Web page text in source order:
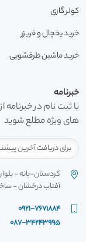
کولر گازی
خرید یخچال و فریزر
خرید ماشین ظرفشویی
خبرنامه
با ثبت نام در
های ویژه مطلع شوید
کردستان-بانه -
آفتاب درخشان -
0921-7671884
087-34243995